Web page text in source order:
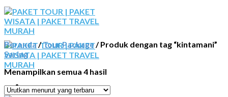
Skip
to
content
Beranda/Tour Package/Produk dengan tag “kintamani”
Saring
Menampilkan semua 4 hasil